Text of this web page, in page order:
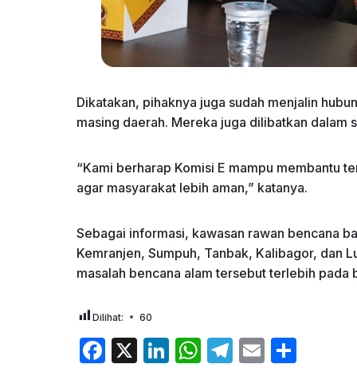
Dikatakan, pihaknya juga sudah menjalin
masing daerah. Mereka juga dilibatkan
“Kami berharap Komisi E mampu membantu
agar masyarakat lebih aman,” katanya.
Sebagai informasi, kawasan rawan bencana
Kemranjen, Sumpuh, Tanbak, Kalibagor, dan
masalah bencana alam tersebut terlebih
Dilihat: 60
F
X
Li W T
E